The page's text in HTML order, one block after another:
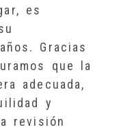
es
Gracias
que la
adecuada,
y
revisión